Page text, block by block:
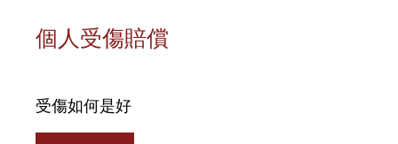
個人受傷賠償
受傷如何是好